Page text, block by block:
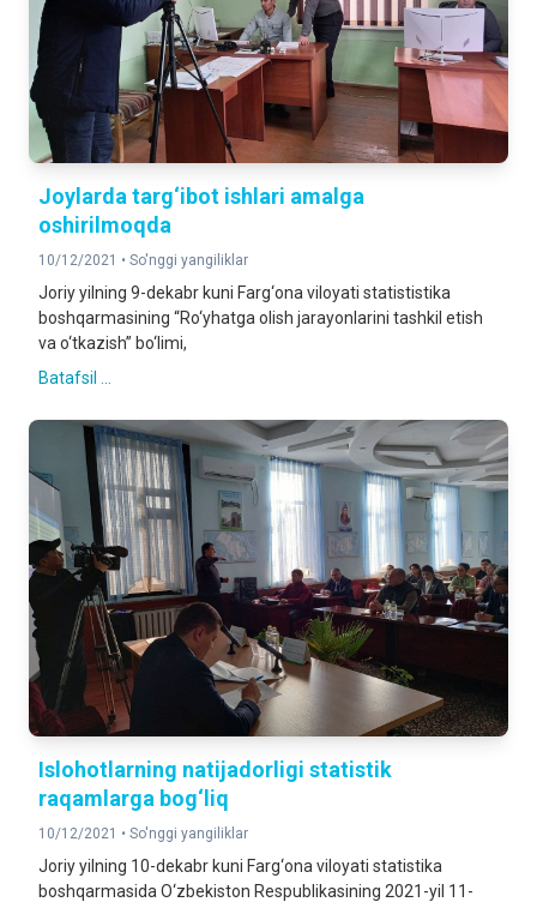
Joylarda targ‘ibot ishlari amalga
oshirilmoqda
10/12/2021 • So'nggi yangiliklar
Joriy yilning 9-dekabr kuni Farg‘ona viloyati statististika
boshqarmasining “Ro‘yhatga olish jarayonlarini tashkil etish
va o‘tkazish” bo‘limi,
Batafsil ...
Islohotlarning natijadorligi statistik
raqamlarga bog‘liq
10/12/2021 • So'nggi yangiliklar
Joriy yilning 10-dekabr kuni Farg‘ona viloyati statistika
boshqarmasida O‘zbekiston Respublikasining 2021-yil 11-